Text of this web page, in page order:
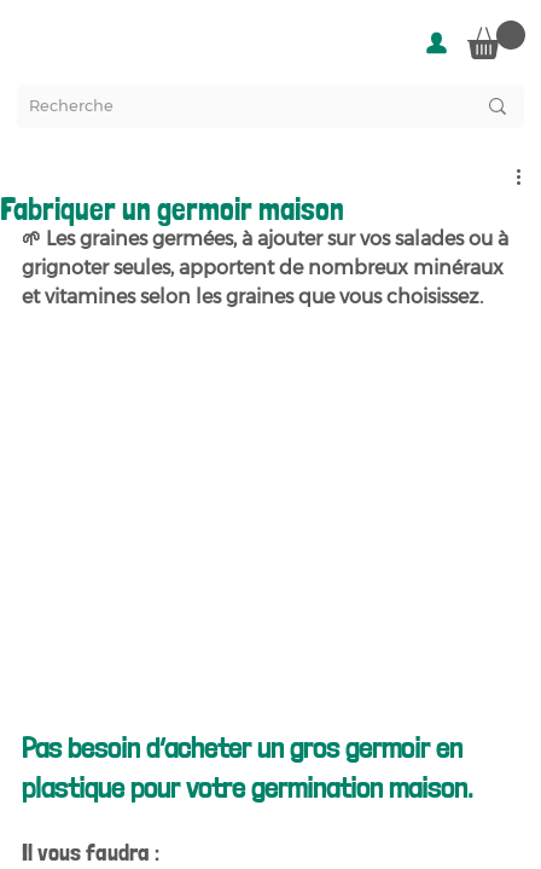
Fabriquer un germoir maison
🌱 Les graines germées, à ajouter sur vos salades ou à
grignoter seules, apportent de nombreux minéraux
et vitamines selon les graines que vous choisissez.
Pas besoin d’acheter un gros germoir en
plastique pour votre germination maison.
Il vous faudra :